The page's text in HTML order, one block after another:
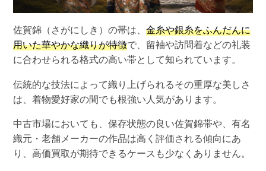
佐賀錦（さがにしき）の帯は、金糸や銀糸をふんだんに
用いた華やかな織りが特徴で、留袖や訪問着などの礼装
に合わせられる格式の高い帯として知られています。
伝統的な技法によって織り上げられるその重厚な美しさ
は、着物愛好家の間でも根強い人気があります。
中古市場においても、保存状態の良い佐賀錦帯や、有名
織元・老舗メーカーの作品は高く評価される傾向にあ
り、高価買取が期待できるケースも少なくありません。